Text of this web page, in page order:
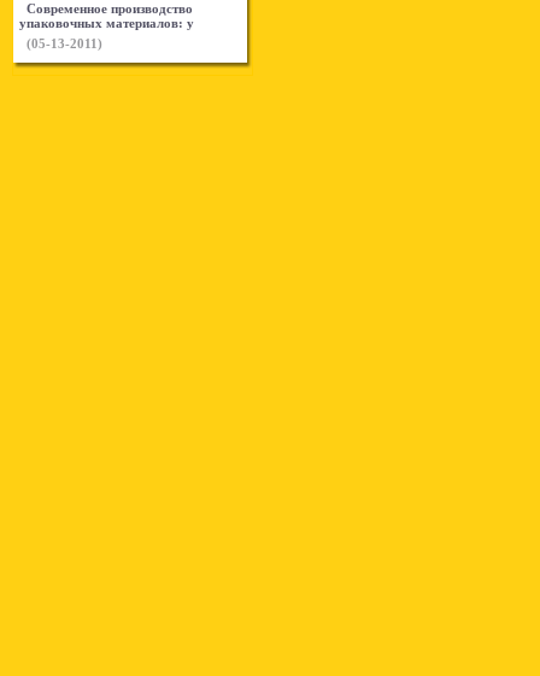
Современное производство
упаковочных материалов: у
(05-13-2011)